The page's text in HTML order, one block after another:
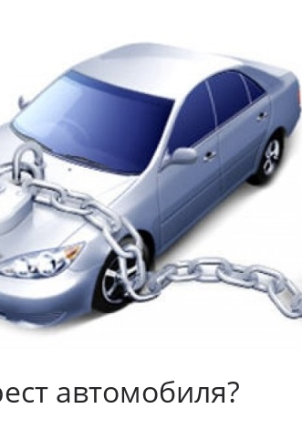
автомобиля?